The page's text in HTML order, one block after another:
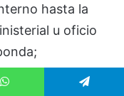
hasta la
u oficio